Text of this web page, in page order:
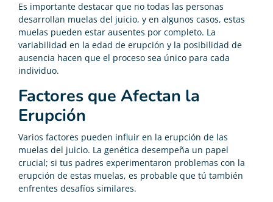
Es importante destacar que no todas las personas
desarrollan muelas del juicio, y en algunos casos, estas
muelas pueden estar ausentes por completo. La
variabilidad en la edad de erupción y la posibilidad de
ausencia hacen que el proceso sea único para cada
individuo.
Factores que Afectan la
Erupción
Varios factores pueden influir en la erupción de las
muelas del juicio. La genética desempeña un papel
crucial; si tus padres experimentaron problemas con la
erupción de estas muelas, es probable que tú también
enfrentes desafíos similares.